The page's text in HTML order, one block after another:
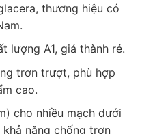
thương hiệu có
lượng A1, giá thành rẻ.
trơn trượt, phù hợp
cao.
cho nhiều mạch dưới
khả năng chống trơn